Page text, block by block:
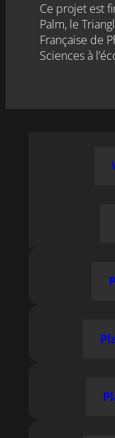
Ce projet est
Palm, le
Française de
Sciences à